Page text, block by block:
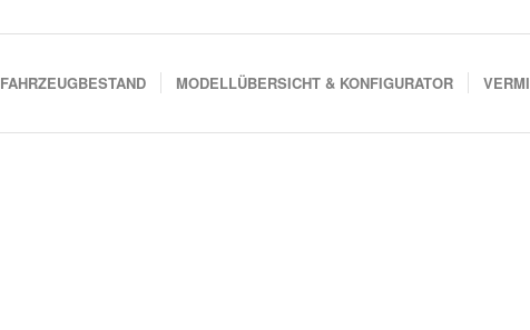
FAHRZEUGBESTAND MODELLÜBERSICHT & KONFIGURATOR